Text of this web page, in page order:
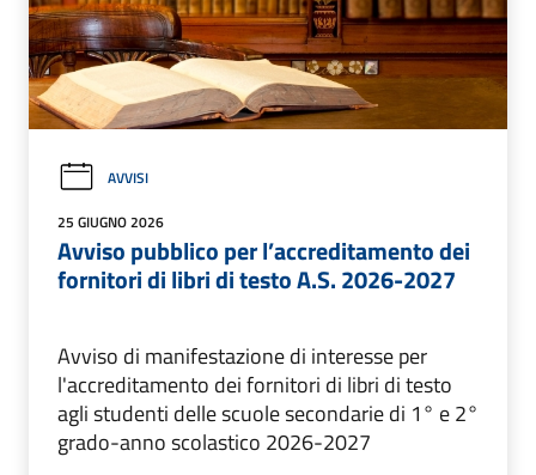
AVVISI
25 GIUGNO 2026
Avviso pubblico per l’accreditamento dei
fornitori di libri di testo A.S. 2026-2027
Avviso di manifestazione di interesse per
l'accreditamento dei fornitori di libri di testo
agli studenti delle scuole secondarie di 1° e 2°
grado-anno scolastico 2026-2027